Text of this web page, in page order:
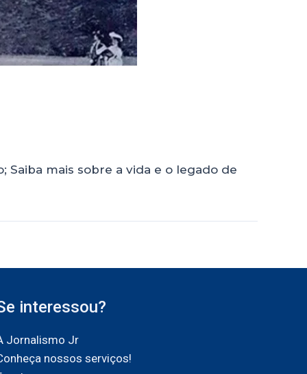
Saiba mais sobre a vida e o legado de
interessou?
Jornalismo Jr
nossos serviços!